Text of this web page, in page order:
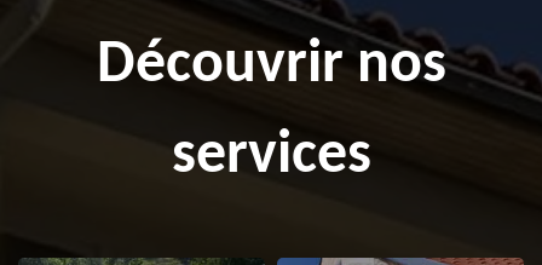
Découvrir nos
services